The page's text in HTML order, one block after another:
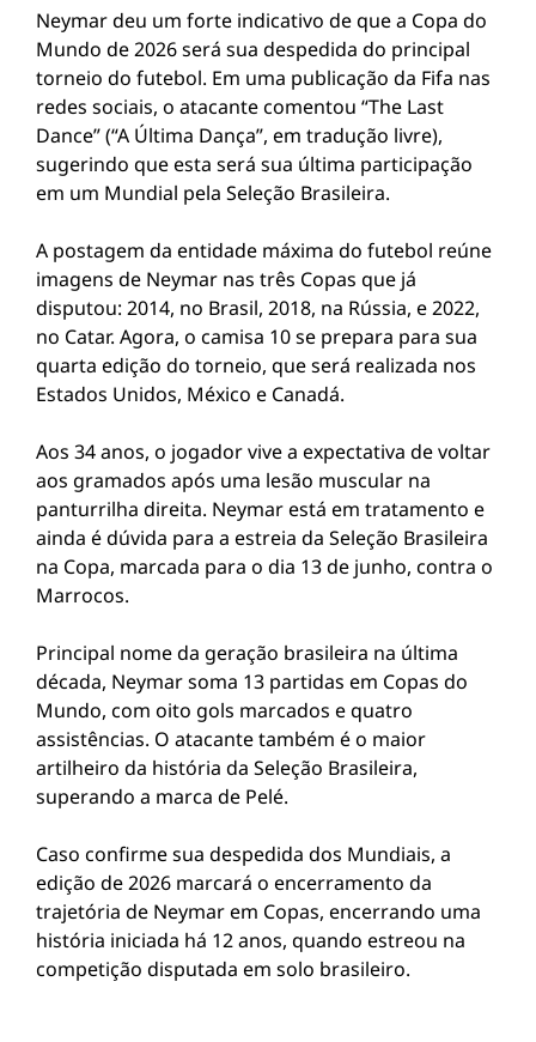
Neymar deu um forte indicativo de que a Copa do
Mundo de 2026 será sua despedida do principal
torneio do futebol. Em uma publicação da Fifa nas
redes sociais, o atacante comentou “The Last
Dance” (“A Última Dança”, em tradução livre),
sugerindo que esta será sua última participação
em um Mundial pela Seleção Brasileira.
A postagem da entidade máxima do futebol reúne
imagens de Neymar nas três Copas que já
disputou: 2014, no Brasil, 2018, na Rússia, e 2022,
no Catar. Agora, o camisa 10 se prepara para sua
quarta edição do torneio, que será realizada nos
Estados Unidos, México e Canadá.
Aos 34 anos, o jogador vive a expectativa de voltar
aos gramados após uma lesão muscular na
panturrilha direita. Neymar está em tratamento e
ainda é dúvida para a estreia da Seleção Brasileira
na Copa, marcada para o dia 13 de junho, contra o
Marrocos.
Principal nome da geração brasileira na última
década, Neymar soma 13 partidas em Copas do
Mundo, com oito gols marcados e quatro
assistências. O atacante também é o maior
artilheiro da história da Seleção Brasileira,
superando a marca de Pelé.
Caso confirme sua despedida dos Mundiais, a
edição de 2026 marcará o encerramento da
trajetória de Neymar em Copas, encerrando uma
história iniciada há 12 anos, quando estreou na
competição disputada em solo brasileiro.